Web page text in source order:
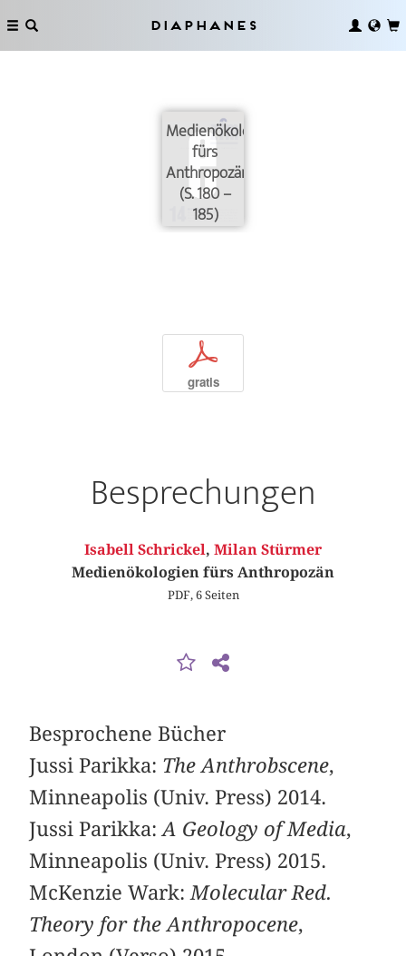
Diaphanes
Medienökologien
fürs
Anthropozän
(S. 180 –
185)
p
gratis
Besprechungen
Isabell Schrickel, Milan Stürmer
Medienökologien fürs Anthropozän
PDF, 6 Seiten
Besprochene Bücher
Jussi Parikka: The Anthrobscene,
Minneapolis (Univ. Press) 2014.
Jussi Parikka: A Geology of Media,
Minneapolis (Univ. Press) 2015.
McKenzie Wark: Molecular Red.
Theory for the Anthropocene,